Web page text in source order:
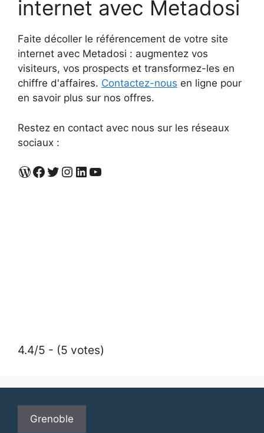
internet avec Metadosi
Faite décoller le référencement de votre site
internet avec Metadosi : augmentez vos
visiteurs, vos prospects et transformez-les en
chiffre d'affaires. Contactez-nous en ligne pour
en savoir plus sur nos offres.
Restez en contact avec nous sur les réseaux
sociaux :
Metadosi
Facebook Metadosi
X Metadosi
Likedin
Chaine Youtube Metadosi
4.4/5 - (5 votes)
Grenoble